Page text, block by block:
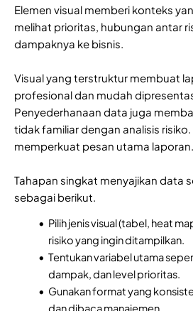
Elemen visual memberi konteks
melihat prioritas, hubungan antar
dampaknya ke bisnis.
Visual yang terstruktur membuat
profesional dan mudah
Penyederhanaan data juga
tidak familiar dengan analisis
memperkuat pesan utama laporan.
Tahapan singkat menyajikan data
sebagai berikut.
Pilih jenis visual (tabel, heat
risiko yang ingin ditampilkan.
Tentukan variabel utama
dampak, dan level prioritas.
Gunakan format yang
dan dibaca manajemen.